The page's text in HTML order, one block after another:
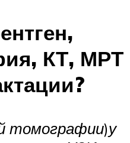
КТ, МРТ
томографии)у